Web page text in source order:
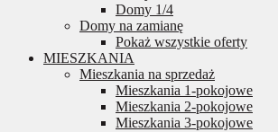
Domy 1/4
Domy na zamianę
Pokaż wszystkie oferty
MIESZKANIA
Mieszkania na sprzedaż
Mieszkania 1-pokojowe
Mieszkania 2-pokojowe
Mieszkania 3-pokojowe